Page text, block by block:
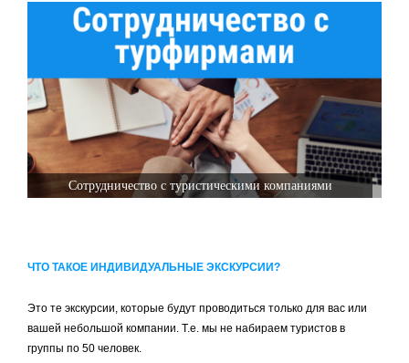
Сотрудничество с туристическими компаниями
ЧТО ТАКОЕ ИНДИВИДУАЛЬНЫЕ ЭКСКУРСИИ?
Это те экскурсии, которые будут проводиться только для вас или
вашей небольшой компании. Т.е. мы не набираем туристов в
группы по 50 человек.